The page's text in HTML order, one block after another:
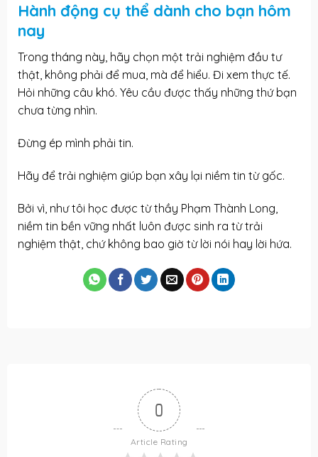
Hành động cụ thể dành cho bạn hôm
nay
Trong tháng này, hãy chọn một trải nghiệm đầu tư
thật, không phải để mua, mà để hiểu. Đi xem thực tế.
Hỏi những câu khó. Yêu cầu được thấy những thứ bạn
chưa từng nhìn.
Đừng ép mình phải tin.
Hãy để trải nghiệm giúp bạn xây lại niềm tin từ gốc.
Bởi vì, như tôi học được từ thầy Phạm Thành Long,
niềm tin bền vững nhất luôn được sinh ra từ trải
nghiệm thật, chứ không bao giờ từ lời nói hay lời hứa.
0
Article Rating